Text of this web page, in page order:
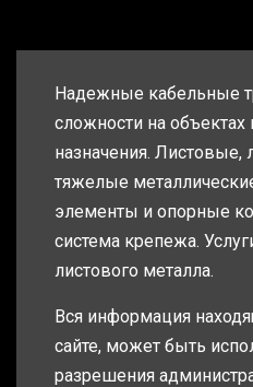
Надежные кабельные
сложности на
назначения. Листовые,
тяжелые
элементы и опорные
система крепежа.
листового металла.
Вся информация
сайте, может быть
разрешения